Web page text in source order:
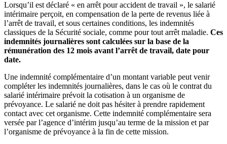
Lorsqu’il est déclaré « en arrêt pour accident de travail », le salarié
intérimaire perçoit, en compensation de la perte de revenus liée à
l’arrêt de travail, et sous certaines conditions, les indemnités
classiques de la Sécurité sociale, comme pour tout arrêt maladie. Ces
indemnités journalières sont calculées sur la base de la
rémunération des 12 mois avant l’arrêt de travail, date pour
date.
Une indemnité complémentaire d’un montant variable peut venir
compléter les indemnités journalières, dans le cas où le contrat du
salarié intérimaire prévoit la cotisation à un organisme de
prévoyance. Le salarié ne doit pas hésiter à prendre rapidement
contact avec cet organisme. Cette indemnité complémentaire sera
versée par l’agence d’intérim jusqu’au terme de la mission et par
l’organisme de prévoyance à la fin de cette mission.